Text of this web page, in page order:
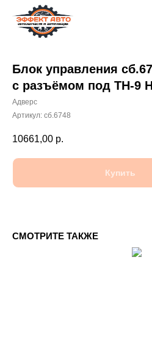
Блок управления
с разъёмом под ТН-9
Адверс
Артикул: сб.6748
10661,00 р.
Купить
СМОТРИТЕ ТАКЖЕ